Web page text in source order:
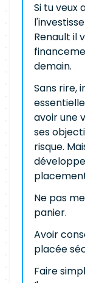
Si tu veux
Renault il
demain.
Sans rire,
avoir une
ses
risque.
Ne pas
panier.
Avoir
placée
Faire